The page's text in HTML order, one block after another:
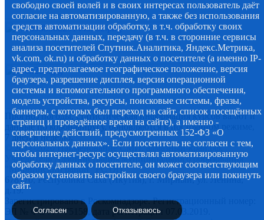
Прогноз погоды, статистическая информация курсов валют и
данные по коронавирусу, обновляются в постоянном режиме,
7 дней в неделю.
© 2012-2020 Наименование СМИ: алмазный-край.рф.
Учредитель Администрация муниципального образования
"Мирнинский район" РС (Я)
678170, Республика Саха (Якутия), г. Мирный, ул. Ленина,
д.19.
Зарегистрировано в Роскомнадзоре. Регистрационный номер:
ЭЛ № ФС 77 - 75158, дата регистрации 07.03.2019.
свободно своей волей и в своих интересах пользователь даёт
согласие на автоматизированную, а также без использования
средств автоматизации обработку, в т.ч. обработку своих
персональных данных, передачу (в т.ч. в сторонние сервисы
анализа посетителей Спутник.Аналитика, Яндекс.Метрика,
vk.com, ok.ru) и обработку данных о посетителе (а именно IP-
адрес, предполагаемое географическое положение, версия
браузера, разрешение дисплея, версия операционной
системы и вспомогательного программного обеспечения,
модель устройства, ресурсы, поисковые системы, фразы,
баннеры, с которых был переход на сайт, список посещённых
страниц и проведённое время на сайте), а именно -
совершение действий, предусмотренных 152-ФЗ «О
персональных данных». Если посетитель не согласен с тем,
чтобы интернет-ресурс осуществлял автоматизированную
обработку данных о посетителе, он может соответствующим
образом установить настройки своего браузера или покинуть
сайт.
Согласен Отказываюсь